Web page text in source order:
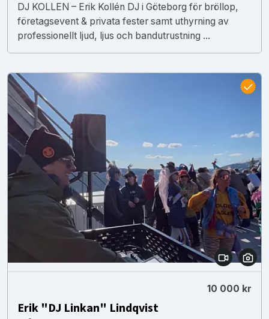
DJ KOLLEN – Erik Kollén DJ i Göteborg för bröllop,
företagsevent & privata fester samt uthyrning av
professionellt ljud, ljus och bandutrustning ...
10 000 kr
Erik "DJ Linkan" Lindqvist